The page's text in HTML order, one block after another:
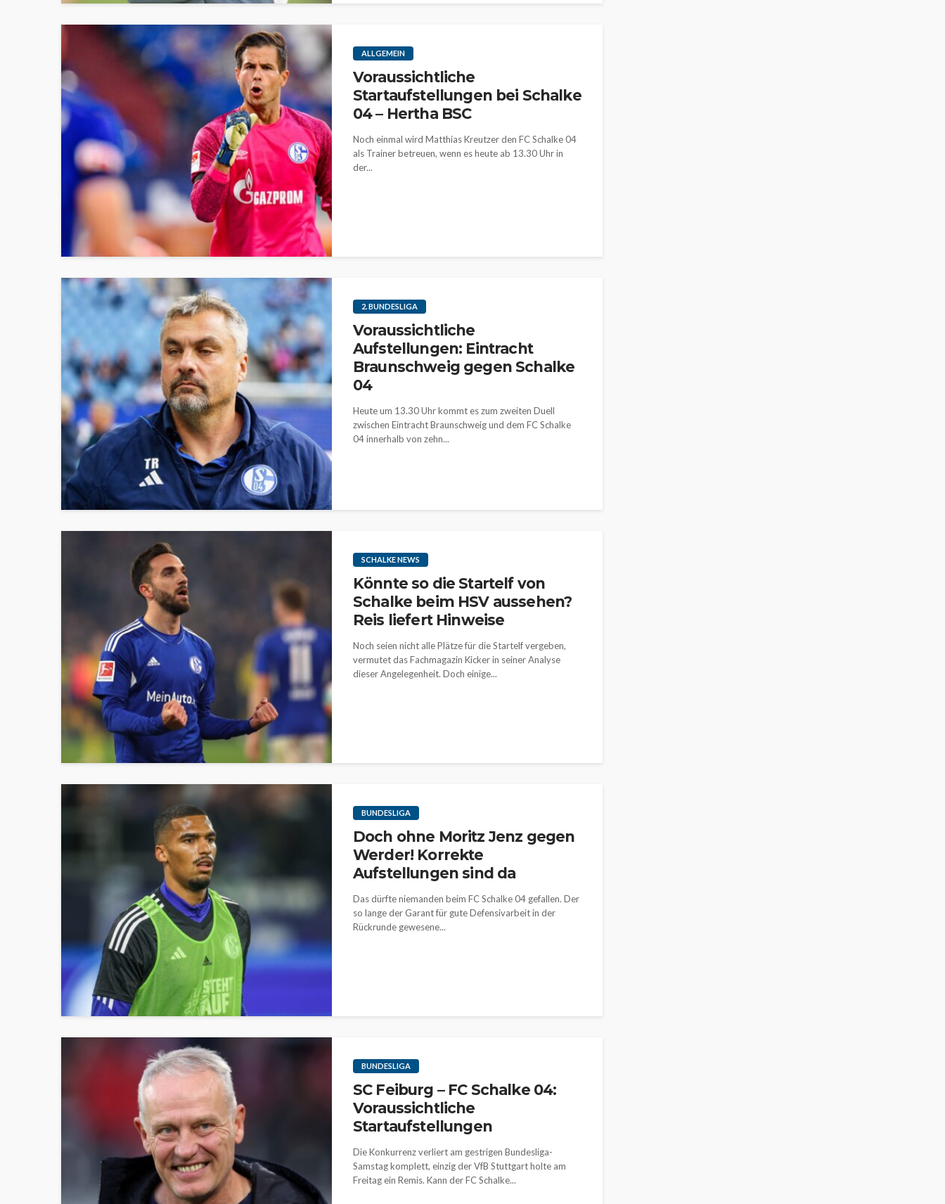
ALLGEMEIN
Voraussichtliche
Startaufstellungen bei Schalke
04 – Hertha BSC
Noch einmal wird Matthias Kreutzer den FC Schalke 04
als Trainer betreuen, wenn es heute ab 13.30 Uhr in
der...
2. BUNDESLIGA
Voraussichtliche
Aufstellungen: Eintracht
Braunschweig gegen Schalke
04
Heute um 13.30 Uhr kommt es zum zweiten Duell
zwischen Eintracht Braunschweig und dem FC Schalke
04 innerhalb von zehn...
SCHALKE NEWS
Könnte so die Startelf von
Schalke beim HSV aussehen?
Reis liefert Hinweise
Noch seien nicht alle Plätze für die Startelf vergeben,
vermutet das Fachmagazin Kicker in seiner Analyse
dieser Angelegenheit. Doch einige...
BUNDESLIGA
Doch ohne Moritz Jenz gegen
Werder! Korrekte
Aufstellungen sind da
Das dürfte niemanden beim FC Schalke 04 gefallen. Der
so lange der Garant für gute Defensivarbeit in der
Rückrunde gewesene...
BUNDESLIGA
SC Feiburg – FC Schalke 04:
Voraussichtliche
Startaufstellungen
Die Konkurrenz verliert am gestrigen Bundesliga-
Samstag komplett, einzig der VfB Stuttgart holte am
Freitag ein Remis. Kann der FC Schalke...